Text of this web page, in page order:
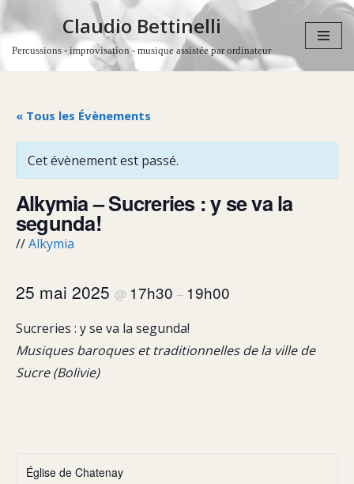
Aller
Claudio Bettinelli
Percussions - improvisation - musique assistée par ordinateur
« Tous les Évènements
Cet évènement est passé.
Alkymia – Sucreries : y se va la
segunda!
//Alkymia
25 mai 2025 @ 17h30 – 19h00
Sucreries : y se va la segunda!
Musiques baroques et traditionnelles de la ville de
Sucre (Bolivie)
Église de Chatenay